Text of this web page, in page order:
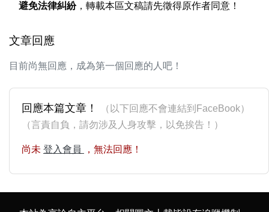
避免法律糾紛，轉載本區文稿請先徵得原作者同意！
文章回應
目前尚無回應，成為第一個回應的人吧！
回應本篇文章！
（以下回應不會連結到FaceBook）
（言責自負，請勿涉及人身攻擊，以免挨告！）
尚未 登入會員 ，無法回應！